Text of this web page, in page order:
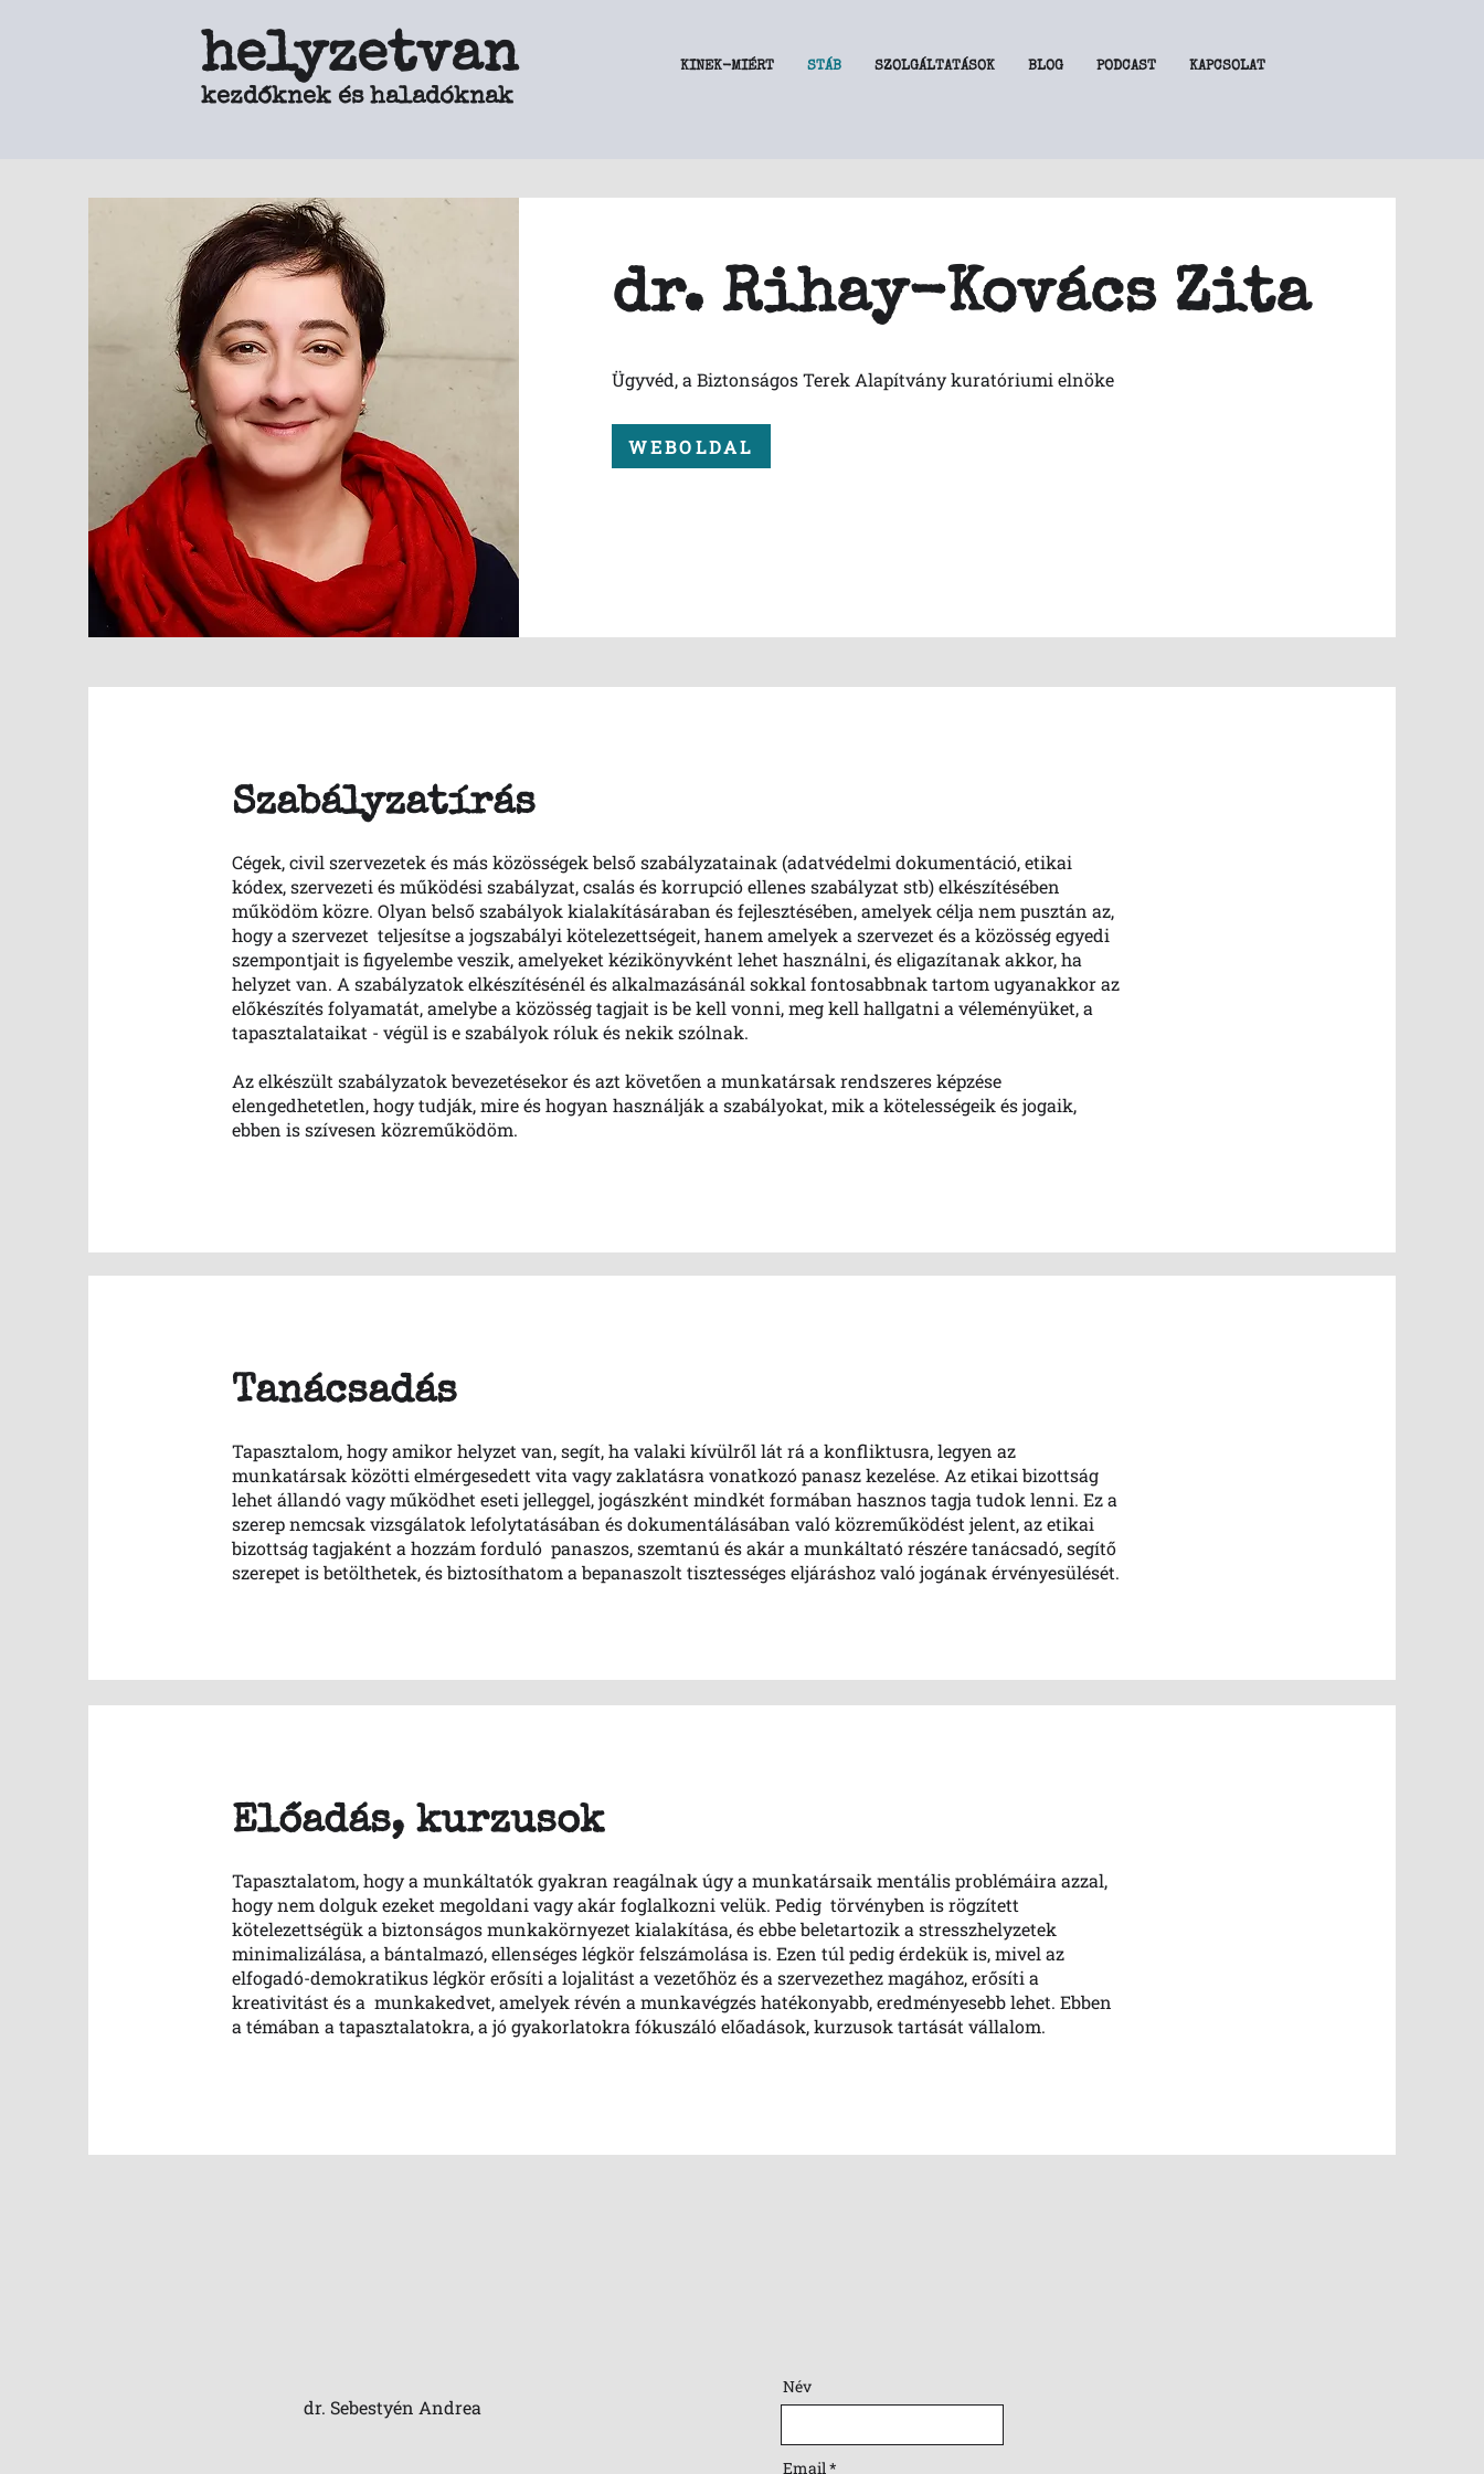
KINEK-MIÉRT STÁB SZOLGÁLTATÁSOK BLOG PODCAST KAPCSOLAT
helyzetvan
kezdőknek és haladóknak
dr. Rihay-Kovács Zita
Ügyvéd, a Biztonságos Terek Alapítvány kuratóriumi elnöke
WEBOLDAL
Szabályzatírás
Cégek, civil szervezetek és más közösségek belső szabályzatainak (adatvédelmi dokumentáció, etikai
kódex, szervezeti és működési szabályzat, csalás és korrupció ellenes szabályzat stb) elkészítésében
működöm közre. Olyan belső szabályok kialakításáraban és fejlesztésében, amelyek célja nem pusztán az,
hogy a szervezet teljesítse a jogszabályi kötelezettségeit, hanem amelyek a szervezet és a közösség egyedi
szempontjait is figyelembe veszik, amelyeket kézikönyvként lehet használni, és eligazítanak akkor, ha
helyzet van. A szabályzatok elkészítésénél és alkalmazásánál sokkal fontosabbnak tartom ugyanakkor az
előkészítés folyamatát, amelybe a közösség tagjait is be kell vonni, meg kell hallgatni a véleményüket, a
tapasztalataikat - végül is e szabályok róluk és nekik szólnak.
Az elkészült szabályzatok bevezetésekor és azt követően a munkatársak rendszeres képzése
elengedhetetlen, hogy tudják, mire és hogyan használják a szabályokat, mik a kötelességeik és jogaik,
ebben is szívesen közreműködöm.
Tanácsadás
Tapasztalom, hogy amikor helyzet van, segít, ha valaki kívülről lát rá a konfliktusra, legyen az
munkatársak közötti elmérgesedett vita vagy zaklatásra vonatkozó panasz kezelése. Az etikai bizottság
lehet állandó vagy működhet eseti jelleggel, jogászként mindkét formában hasznos tagja tudok lenni. Ez a
szerep nemcsak vizsgálatok lefolytatásában és dokumentálásában való közreműködést jelent, az etikai
bizottság tagjaként a hozzám forduló panaszos, szemtanú és akár a munkáltató részére tanácsadó, segítő
szerepet is betölthetek, és biztosíthatom a bepanaszolt tisztességes eljáráshoz való jogának érvényesülését.
Előadás, kurzusok
Tapasztalatom, hogy a munkáltatók gyakran reagálnak úgy a munkatársaik mentális problémáira azzal,
hogy nem dolguk ezeket megoldani vagy akár foglalkozni velük. Pedig törvényben is rögzített
kötelezettségük a biztonságos munkakörnyezet kialakítása, és ebbe beletartozik a stresszhelyzetek
minimalizálása, a bántalmazó, ellenséges légkör felszámolása is. Ezen túl pedig érdekük is, mivel az
elfogadó-demokratikus légkör erősíti a lojalitást a vezetőhöz és a szervezethez magához, erősíti a
kreativitást és a munkakedvet, amelyek révén a munkavégzés hatékonyabb, eredményesebb lehet. Ebben
a témában a tapasztalatokra, a jó gyakorlatokra fókuszáló előadások, kurzusok tartását vállalom.
dr. Sebestyén Andrea
Név
Email